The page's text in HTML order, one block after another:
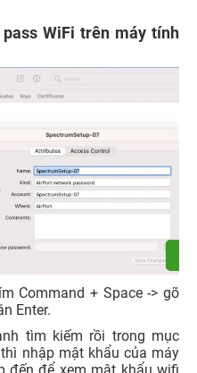
WiFi trên máy tính
Command + Space -> gõ
Enter.
tìm kiếm rồi trong mục
nhập mật khẩu của máy